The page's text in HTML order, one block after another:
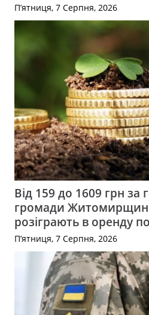
П’ятниця, 7 Серпня, 2026
Від 159 до 1609 грн за
громади
розіграють в оренду
П’ятниця, 7 Серпня, 2026